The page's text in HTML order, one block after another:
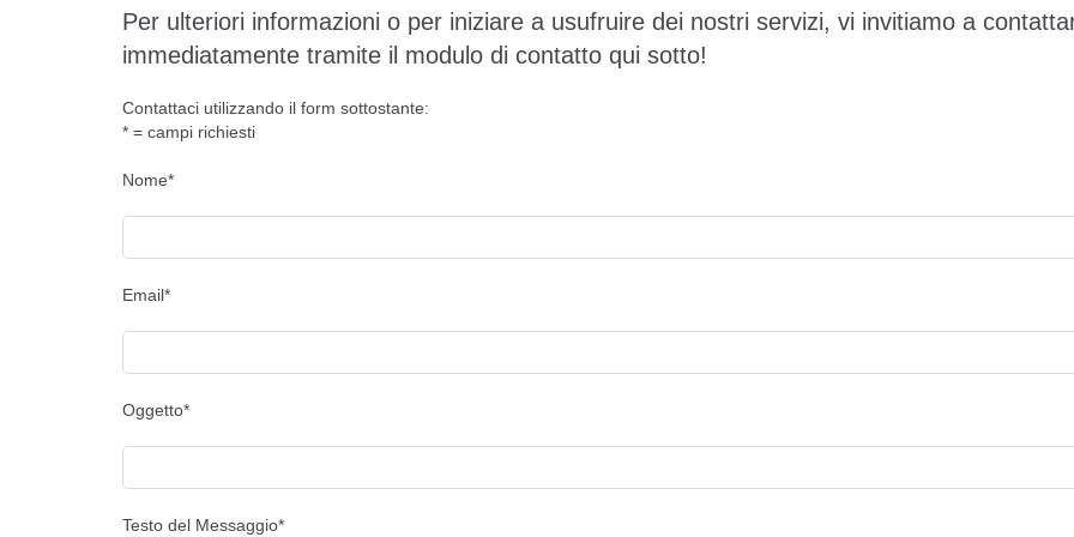
Per ulteriori informazioni o per iniziare a usufruire dei nostri servizi, vi invitiamo a
immediatamente tramite il modulo di contatto qui sotto!
Contattaci utilizzando il form sottostante:
* = campi richiesti
Nome*
Email*
Oggetto*
Testo del Messaggio*